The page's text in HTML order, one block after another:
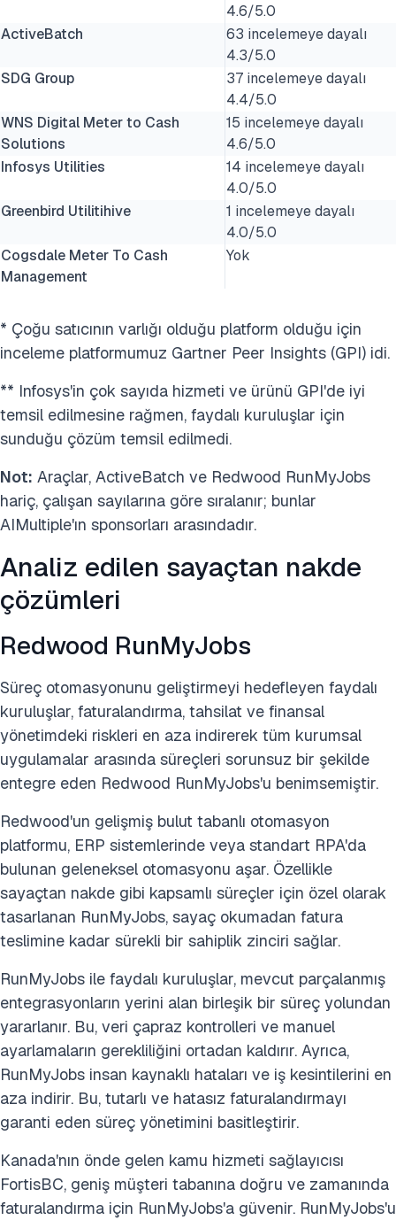
4.6/5.0
ActiveBatch
63 incelemeye dayalı
4.3/5.0
SDG Group
37 incelemeye dayalı
4.4/5.0
WNS Digital Meter to Cash
Solutions
15 incelemeye dayalı
4.6/5.0
Infosys Utilities
14 incelemeye dayalı
4.0/5.0
Greenbird Utilitihive
1 incelemeye dayalı
4.0/5.0
Cogsdale Meter To Cash
Management
Yok
* Çoğu satıcının varlığı olduğu platform olduğu için
inceleme platformumuz Gartner Peer Insights (GPI) idi.
** Infosys'in çok sayıda hizmeti ve ürünü GPI'de iyi
temsil edilmesine rağmen, faydalı kuruluşlar için
sunduğu çözüm temsil edilmedi.
Not: Araçlar, ActiveBatch ve Redwood RunMyJobs
hariç, çalışan sayılarına göre sıralanır; bunlar
AIMultiple'ın sponsorları arasındadır.
Analiz edilen sayaçtan nakde
çözümleri
Redwood RunMyJobs
Süreç otomasyonunu geliştirmeyi hedefleyen faydalı
kuruluşlar, faturalandırma, tahsilat ve finansal
yönetimdeki riskleri en aza indirerek tüm kurumsal
uygulamalar arasında süreçleri sorunsuz bir şekilde
entegre eden Redwood RunMyJobs'u benimsemiştir.
Redwood'un gelişmiş bulut tabanlı otomasyon
platformu, ERP sistemlerinde veya standart RPA'da
bulunan geleneksel otomasyonu aşar. Özellikle
sayaçtan nakde gibi kapsamlı süreçler için özel olarak
tasarlanan RunMyJobs, sayaç okumadan fatura
teslimine kadar sürekli bir sahiplik zinciri sağlar.
RunMyJobs ile faydalı kuruluşlar, mevcut parçalanmış
entegrasyonların yerini alan birleşik bir süreç yolundan
yararlanır. Bu, veri çapraz kontrolleri ve manuel
ayarlamaların gerekliliğini ortadan kaldırır. Ayrıca,
RunMyJobs insan kaynaklı hataları ve iş kesintilerini en
aza indirir. Bu, tutarlı ve hatasız faturalandırmayı
garanti eden süreç yönetimini basitleştirir.
Kanada'nın önde gelen kamu hizmeti sağlayıcısı
FortisBC, geniş müşteri tabanına doğru ve zamanında
faturalandırma için RunMyJobs'a güvenir. RunMyJobs'u